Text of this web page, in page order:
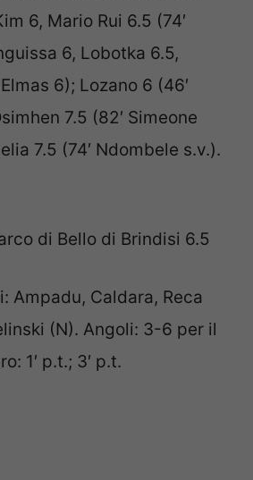
6, Mario Rui 6.5 (74′
6, Lobotka 6.5,
6); Lozano 6 (46′
7.5 (82′ Simeone
7.5 (74′ Ndombele s.v.).
di Bello di Brindisi 6.5
Ampadu, Caldara, Reca
(N). Angoli: 3-6 per il
1′ p.t.; 3′ p.t.